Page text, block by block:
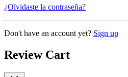
¿Olvidaste la contraseña?
Don't have an account yet? Sign up
Review Cart